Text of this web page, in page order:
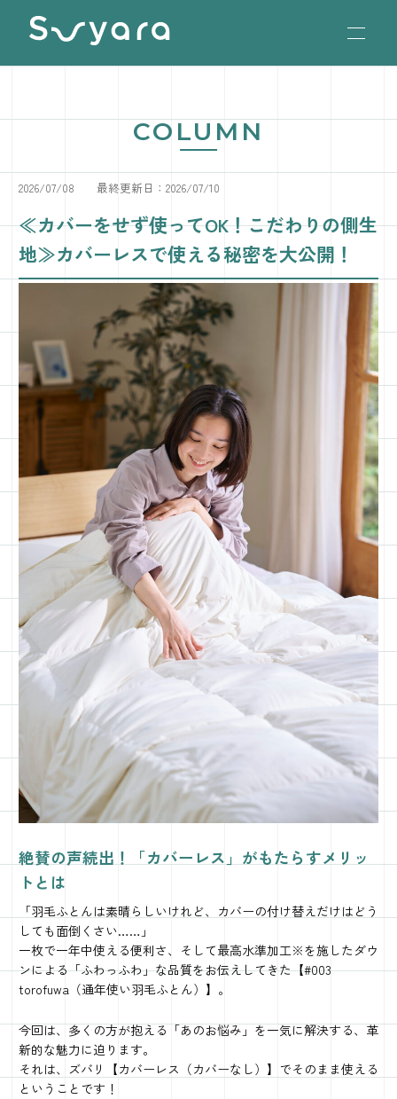
SHOP LIST
ONLINE SHOP
COLUMN
2026/07/08 最終更新日：2026/07/10
≪カバーをせず使ってOK！こだわりの側生
地≫カバーレスで使える秘密を大公開！
絶賛の声続出！「カバーレス」がもたらすメリッ
トとは
「羽毛ふとんは素晴らしいけれど、カバーの付け替えだけはどう
しても面倒くさい……」
一枚で一年中使える便利さ、そして最高水準加工※を施したダウ
ンによる「ふわっふわ」な品質をお伝えしてきた【#003
torofuwa（通年使い羽毛ふとん）】。
今回は、多くの方が抱える「あのお悩み」を一気に解決する、革
新的な魅力に迫ります。
それは、ズバリ【カバーレス（カバーなし）】でそのまま使える
ということです！